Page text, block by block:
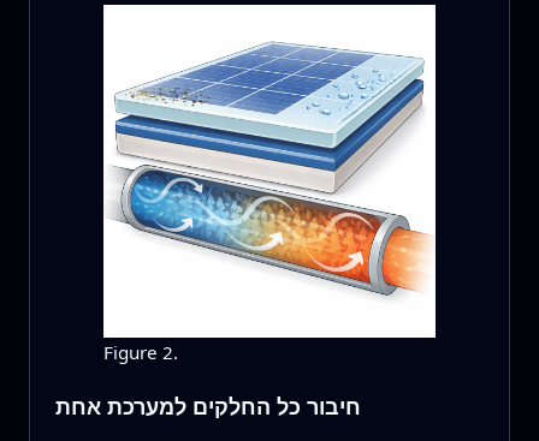
Figure 2.
חיבור כל החלקים למערכת אחת